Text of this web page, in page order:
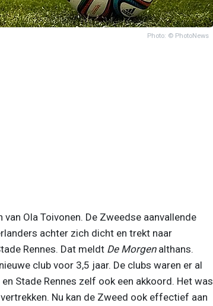
Photo: © PhotoNews
Ola Toivonen. De Zweedse aanvallende
achter zich dicht en trekt naar
Rennes. Dat meldt De Morgenalthans.
club voor 3,5 jaar. De clubs waren er al
Stade Rennes zelf ook een akkoord. Het was
Nu kan de Zweed ook effectief aan